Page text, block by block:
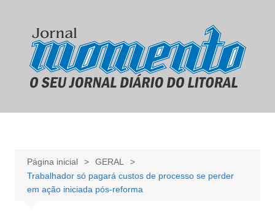
conteúdo
Página inicial
GERAL
Trabalhador só pagará custos de processo se perder
em ação iniciada pós-reforma